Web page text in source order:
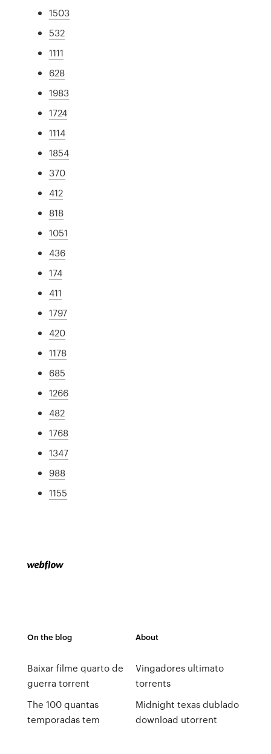
1503
532
1111
628
1983
1724
1114
1854
370
412
818
1051
436
174
411
1797
420
1178
685
1266
482
1768
1347
988
1155
On the blog
Baixar filme quarto de
guerra torrent
The 100 quantas
temporadas tem
About
Vingadores ultimato
torrents
Midnight texas dublado
download utorrent